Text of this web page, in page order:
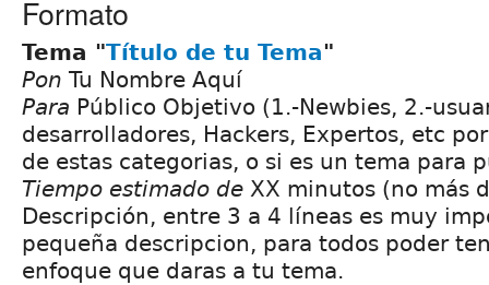
Formato
Tema "Título de tu Tema"
Pon Tu Nombre Aquí
Para Público Objetivo (1.-Newbies, 2.-
desarrolladores, Hackers, Expertos, etc
de estas categorias, o si es un tema para
Tiempo estimado de XX minutos (no más
Descripción, entre 3 a 4 líneas es muy
pequeña descripcion, para todos poder
enfoque que daras a tu tema.